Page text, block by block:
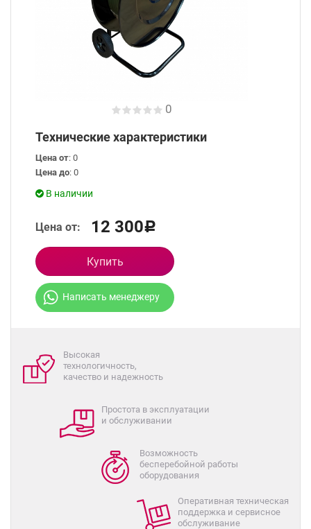
0
Технические характеристики
Цена от: 0
Цена до: 0
В наличии
Цена от: 12 300Р
Купить
Написать менеджеру
Высокая
технологичность,
качество и надежность
Простота в эксплуатации
и обслуживании
Возможность
бесперебойной работы
оборудования
Оперативная техническая
поддержка и сервисное
обслуживание